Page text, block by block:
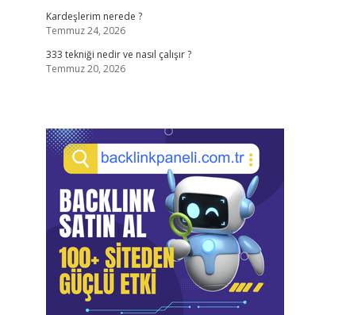
Kardeşlerim nerede ?
Temmuz 24, 2026
333 tekniği nedir ve nasıl çalışır ?
Temmuz 20, 2026